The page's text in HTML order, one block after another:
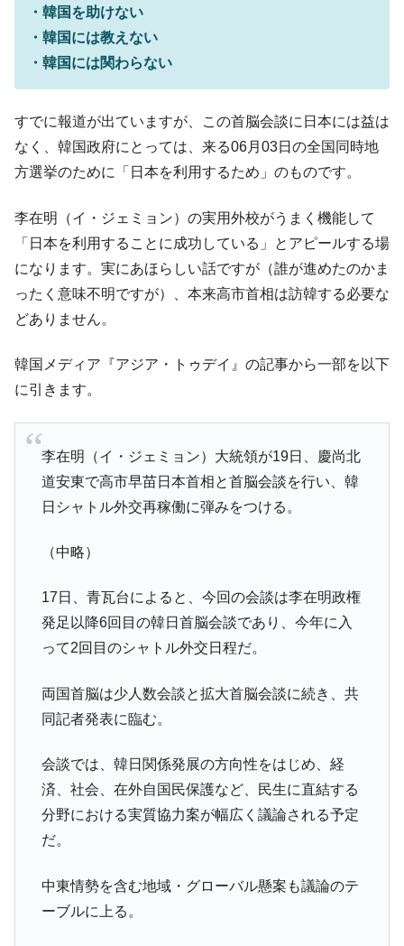
『Money1』
【対日本円】ウォン安が急進！ 日米の協調
に韓国がいっちょがみしたのでは。
1.9倍！
『Money1』
在韓米国大使スティールが着韓！⇒ さっそ
く空港に詰めかけ「出て行け！」「極右勢力」のプラカー
『Money1』
韓国政府「2035年までに18.4GW規模のAIデ
ータセンター整備」⇒ だから無理だってば。
『Money1』
JPモルガン「韓国レバレッジETFの清算は
ほぼ終わった」
『Money1』
『Money1』
韓国政府「ニセＫ-ブランドを通報しようキ
ャンペーン」⇒ あの名物教授も登場！
『Money1』
韓国「橋が落ちました」⇒ 耐久性「なさす
ぎ」では。
『Money1』
韓国鉄鋼最大手『POSCO』ズブズブ沈む。
営業利益80.2％も減少
する差別。許してはおかぬ
『Money1』
韓国ボンクラ政策室長･金容範、株価暴落に
他人事のような発言。
『Money1』
韓国半導体『SKハイニックス』2026年2Qの
業績「史上最高益」当期純利益は前年同期比13.4倍に。
『Money1』
韓国･加徳島新国際空港「またも暗礁」の危
機 ⇒ 10.7兆では損が出るからできない。
日(水)もサイドカー・サーキットブレイカーの二段コンボ
発動！
『Money1』
IT産業は人を雇用する効果は低い。全産業の
のは政界の責任だ」
『Money1』
韓国「2026年1Q 資金循環統計」面白い結果
・韓国を助けない
・韓国には教えない
・韓国には関わらない
すでに報道が出ていますが、この首脳会談に日本には益は
なく、韓国政府にとっては、来る06月03日の全国同時地
方選挙のために「日本を利用するため」のものです。
李在明（イ・ジェミョン）の実用外校がうまく機能して
「日本を利用することに成功している」とアピールする場
になります。実にあほらしい話ですが（誰が進めたのかま
ったく意味不明ですが）、本来高市首相は訪韓する必要な
どありません。
韓国メディア『アジア・トゥデイ』の記事から一部を以下
に引きます。
李在明（イ・ジェミョン）大統領が19日、慶尚北
道安東で高市早苗日本首相と首脳会談を行い、韓
日シャトル外交再稼働に弾みをつける。
（中略）
17日、青瓦台によると、今回の会談は李在明政権
発足以降6回目の韓日首脳会談であり、今年に入
って2回目のシャトル外交日程だ。
両国首脳は少人数会談と拡大首脳会談に続き、共
同記者発表に臨む。
会談では、韓日関係発展の方向性をはじめ、経
済、社会、在外自国民保護など、民生に直結する
分野における実質協力案が幅広く議論される予定
だ。
中東情勢を含む地域・グローバル懸案も議論のテ
ーブルに上る。